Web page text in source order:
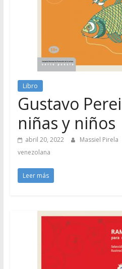
Libro
Gustavo
niñas y niños
abril 20, 2022 Massiel Pirela
venezolana
Leer más